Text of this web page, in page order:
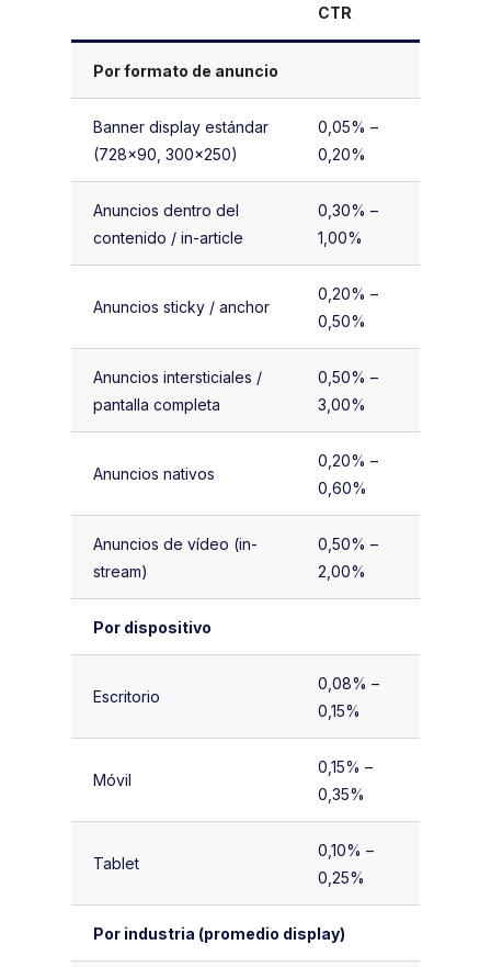
CTR
Por formato de anuncio
Banner display estándar
(728×90, 300×250)
0,05% –
0,20%
Anuncios dentro del
contenido / in-article
0,30% –
1,00%
Anuncios sticky / anchor
0,20% –
0,50%
Anuncios intersticiales /
pantalla completa
0,50% –
3,00%
Anuncios nativos
0,20% –
0,60%
Anuncios de vídeo (in-
stream)
0,50% –
2,00%
Por dispositivo
Escritorio
0,08% –
0,15%
Móvil
0,15% –
0,35%
Tablet
0,10% –
0,25%
Por industria (promedio display)